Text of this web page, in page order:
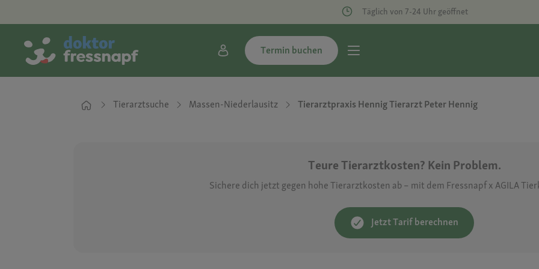
Täglich von 7-24 Uhr geöffnet
Termin buchen
Tierarztsuche Massen-Niederlausitz Tierarztpraxis Hennig Tierarzt Peter Hennig
Teure Tierarztkosten? Kein Problem.
Sichere dich jetzt gegen hohe Tierarztkosten ab – mit dem Fressnapf x AGILA
Jetzt Tarif berechnen